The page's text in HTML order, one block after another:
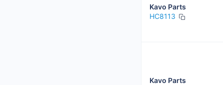
Kavo Parts
HC8113
Kavo Parts